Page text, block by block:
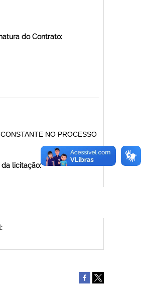
do Contrato:
NO PROCESSO
licitação: